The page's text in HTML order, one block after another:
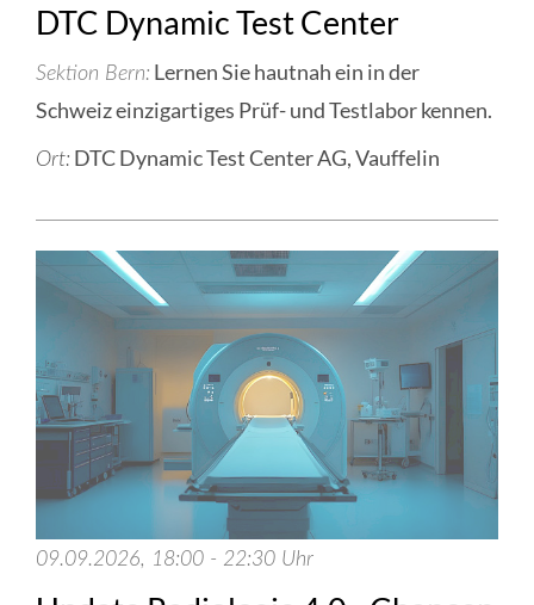
DTC Dynamic Test Center
Sektion Bern Lernen Sie hautnah ein in der
Schweiz einzigartiges Prüf- und Testlabor kennen.
Ort: DTC Dynamic Test Center AG, Vauffelin
09.09.2026, 18:00 - 22:30 Uhr